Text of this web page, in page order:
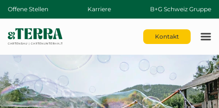
Offene Stellen Karriere B+G Schweiz Gruppe
Kontakt